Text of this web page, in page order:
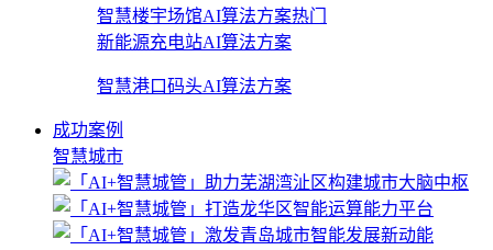
智慧楼宇场馆AI算法方案热门
新能源充电站AI算法方案
智慧港口码头AI算法方案
成功案例
智慧城市